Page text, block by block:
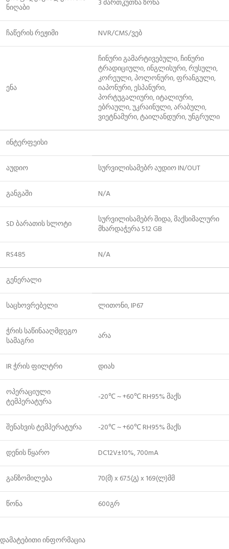
ნიღაბი
3 მართკუთხა ზონა
ჩაწერის რეჟიმი NVR/CMS/ვებ
ენა
ჩინური გამარტივებული, ჩინური
ტრადიციული, ინგლისური, რუსული,
კორეული, პოლონური, ფრანგული,
იაპონური, ესპანური,
პორტუგალიური, იტალიური,
ებრაული, უკრაინული, არაბული,
ვიეტნამური, ტაილანდური, უნგრული
ინტერფეისი
აუდიო სურვილისამებრ აუდიო IN/OUT
განგაში N/A
SD ბარათის სლოტი
სურვილისამებრ შიდა, მაქსიმალური
მხარდაჭერა 512 GB
RS485 N/A
გენერალი
საცხოვრებელი ლითონი, IP67
ჭრის საწინააღმდეგო
სამაგრი
არა
IR ჭრის ფილტრი დიახ
ოპერაციული
ტემპერატურა
-20℃ ~ +60℃ RH95% მაქს
შენახვის ტემპერატურა -20℃ ~ +60℃ RH95% მაქს
დენის წყარო DC12V±10%, 700mA
განზომილება 70(მ) x 67.5(გ) x 169(ლ)მმ
წონა 600გრ
დამატებითი ინფორმაცია